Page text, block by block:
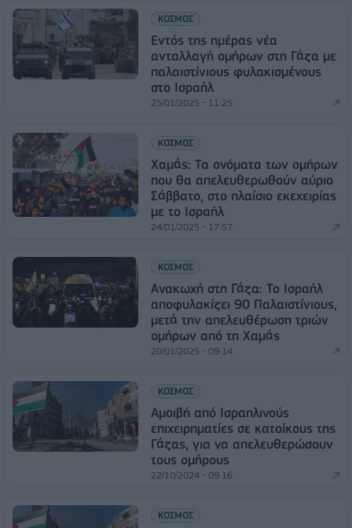
ΚΟΣΜΟΣ
Eντός της ημέρας νέα
ανταλλαγή ομήρων στη Γάζα με
παλαιστίνιους φυλακισμένους
στο Ισραήλ
25/01/2025 - 11:25
ΚΟΣΜΟΣ
Χαμάς: Τα ονόματα των ομήρων
που θα απελευθερωθούν αύριο
Σάββατο, στο πλαίσιο εκεχειρίας
με το Ισραήλ
24/01/2025 - 17:57
ΚΟΣΜΟΣ
Ανακωχή στη Γάζα: Το Ισραήλ
αποφυλακίζει 90 Παλαιστίνιους,
μετά την απελευθέρωση τριών
ομήρων από τη Χαμάς
20/01/2025 - 09:14
ΚΟΣΜΟΣ
Αμοιβή από Ισραηλινούς
επιχειρηματίες σε κατοίκους της
Γάζας, για να απελευθερώσουν
τους ομήρους
22/10/2024 - 09:16
ΚΟΣΜΟΣ